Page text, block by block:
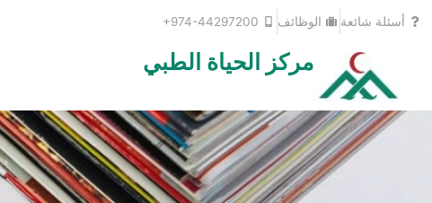
تخطي
إلى
أسئلة شائعة الوظائف +974-44297200
مركز الحياة الطبي